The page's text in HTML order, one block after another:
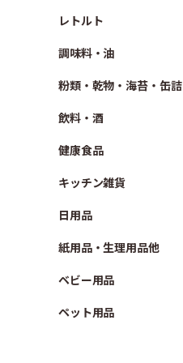
レトルト
調味料・油
粉類・乾物・海苔・缶詰
飲料・酒
健康食品
キッチン雑貨
日用品
紙用品・生理用品他
ベビー用品
ペット用品